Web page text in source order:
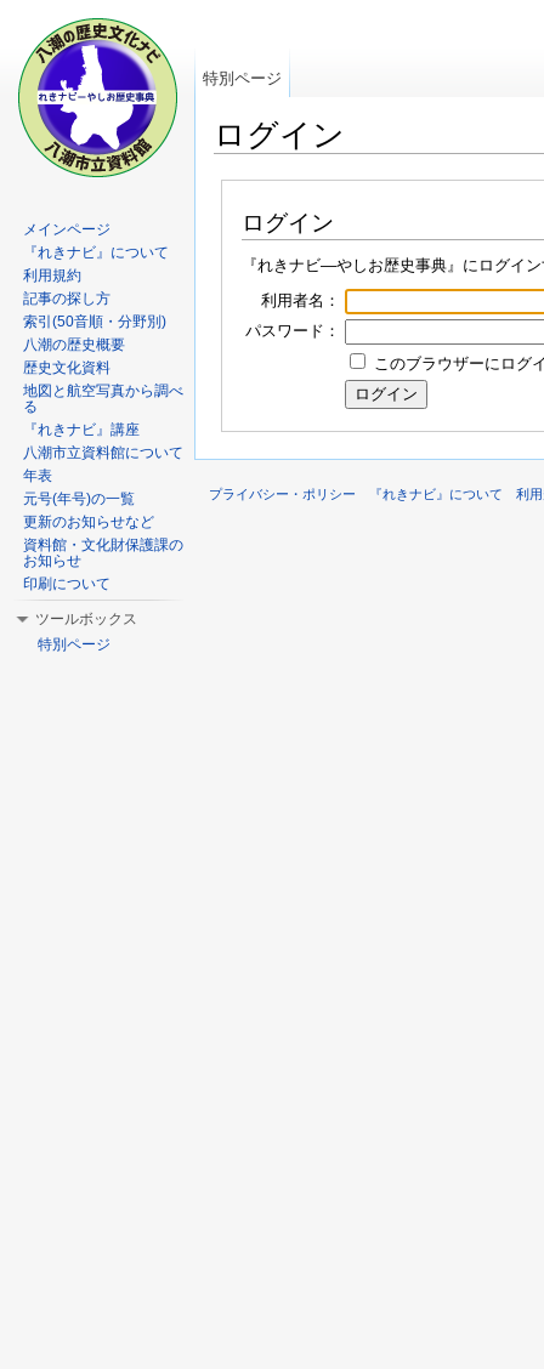
ログイン
ログイン
『れきナビ―やしお歴史事典』にログイ
利用者名：
パスワード：
このブラウザーにログ
特別ページ
メインページ
『れきナビ』について
利用規約
記事の探し方
索引(50音順・分野別)
八潮の歴史概要
歴史文化資料
地図と航空写真から調べ
る
『れきナビ』講座
八潮市立資料館について
年表
元号(年号)の一覧
更新のお知らせなど
資料館・文化財保護課の
お知らせ
印刷について
ツールボックス
特別ページ
プライバシー・ポリシー 『れきナビ』について 利